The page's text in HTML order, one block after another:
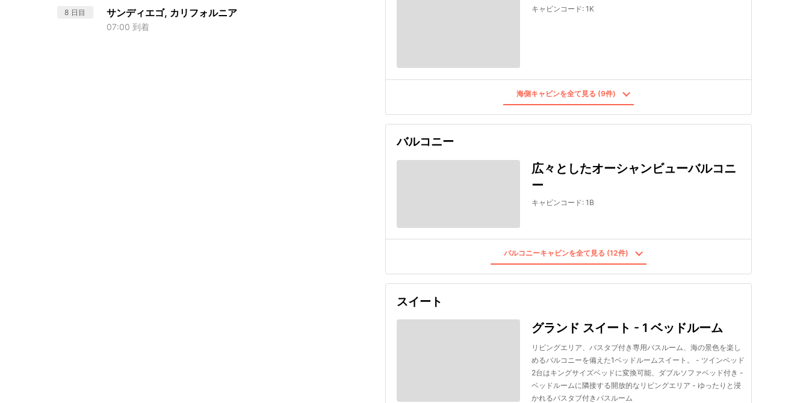
8 日目 サンディエゴ, カリフォルニア
07:00 到着
キャビンコード: 1K
海側キャビンを全て見る (9件)
バルコニー
広々としたオーシャンビューバルコニ
ー
キャビンコード: 1B
バルコニーキャビンを全て見る (12件)
スイート
グランド スイート - 1 ベッドルーム
リビングエリア、バスタブ付き専用バスルーム、海の景色を楽し
めるバルコニーを備えた1ベッドルームスイート。 - ツインベッド
2台はキングサイズベッドに変換可能、ダブルソファベッド付き -
ベッドルームに隣接する開放的なリビングエリア - ゆったりと浸
かれるバスタブ付きバスルーム